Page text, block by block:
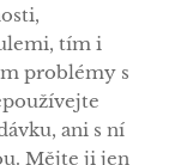
tím i
problémy s
ani s ní
Mějte ji jen